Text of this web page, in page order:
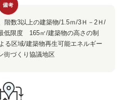
階数3以上の建築物/1.5ｍ/3Ｈ－2Ｈ/
低限度 165㎡/建築物の高さの制
区域/建築物再生可能エネルギー
街づくり協議地区